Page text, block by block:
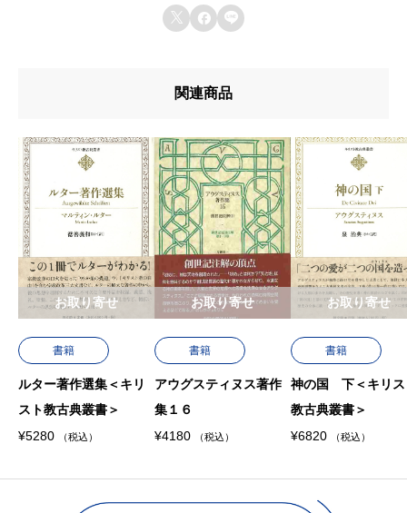
u642du8f09u6b4cu96c6
u8457u8005
  
関連商品
書籍
ルター著作選集＜キリ
スト教古典叢書＞
¥5280 （税込）
お取り寄せ
書籍
アウグスティヌス著作
集１６
¥4180 （税込）
お取り寄せ
書籍
神の国 下＜キリス
教古典叢書＞
¥6820 （税込）
お取り寄せ